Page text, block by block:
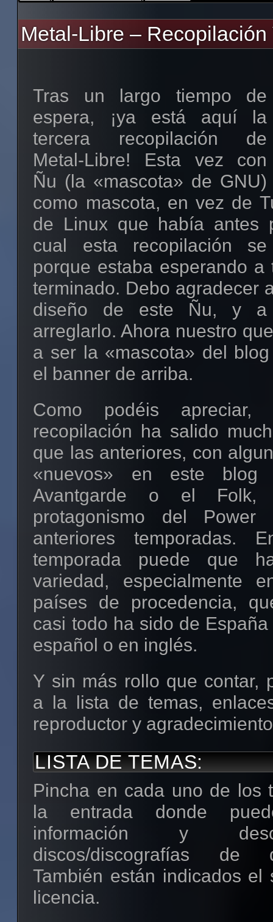
Metal-Libre – Recopilación
Tras un largo tiempo de
espera, ¡ya está aquí la
tercera recopilación de
Metal-Libre! Esta vez con
Ñu (la «mascota» de GNU)
como mascota, en vez de
de Linux que había antes
cual esta recopilación
porque estaba esperando a
terminado. Debo agradecer
diseño de este Ñu, y
arreglarlo. Ahora nuestro
a ser la «mascota» del
el banner de arriba.
Como podéis
recopilación ha salido
que las anteriores, con
«nuevos» en este
Avantgarde o el
protagonismo del
anteriores temporadas.
temporada puede que
variedad, especialmente
países de procedencia,
casi todo ha sido de
español o en inglés.
Y sin más rollo que contar,
a la lista de temas,
reproductor y
LISTA DE TEMAS:
Pincha en cada uno de los
la entrada donde
información y
discos/discografías de
También están indicados el
licencia.